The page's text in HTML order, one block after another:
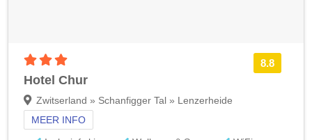
8.8
Hotel Chur
Zwitserland » Schanfigger Tal » Lenzerheide
MEER INFO